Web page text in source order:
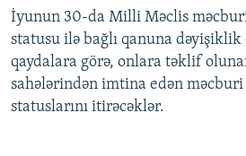
İyunun 30-da Milli Məclis
statusu ilə bağlı qanuna dəyişiklik
qaydalara görə, onlara təklif
sahələrindən imtina edən
statuslarını itirəcəklər.